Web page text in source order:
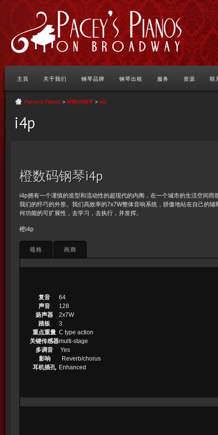
主頁 关于我们 钢琴品牌 钢琴出租 服务 资源 联
Pacey's Pianos > 橙数码钢琴 > i4p
i4p
橙数码钢琴i4p
i4p拥有一个谨慎的造型和流动性的超现代的内阁，在一个城市的生活空间
我们的纤巧的外形。我们高效率的7x7W整体音响系统，骄傲地站在自己的
何功能的可扩展性，去学习，去执行，并发挥。
橙i4p
规格 画廊
复音
64
声音
128
扬声器
2x7W
踏板
3
重点重量 C type action
关键传感器multi-stage
多调音
Yes
影响
Reverb/chorus
耳机插孔 Enhanced